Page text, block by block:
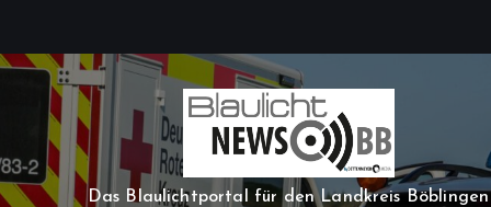
Das Blaulichtportal für den Landkreis Böblingen